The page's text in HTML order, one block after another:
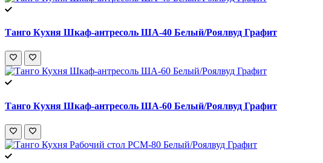
Танго Кухня Шкаф-антресоль ША-40 Белый/Роялвуд Графит
Танго Кухня Шкаф-антресоль ША-60 Белый/Роялвуд Графит